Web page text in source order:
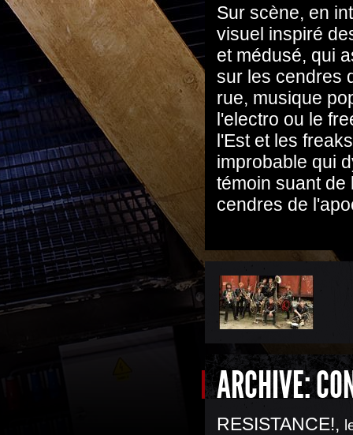
Sur scène, en
visuel inspiré
et médusé, qui
sur les cendres
rue, musique
l'electro ou le
l'Est et les
improbable qui
témoin suant
cendres de
ARCHIVE:
RESISTANCE!,